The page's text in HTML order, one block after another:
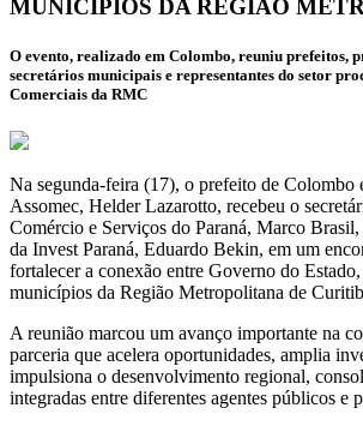
MUNICÍPIOS DA REGIÃO
O evento, realizado em Colombo, reuniu prefeitos,
secretários municipais e representantes do setor
Comerciais da RMC
Na segunda-feira (17), o prefeito de Colombo
Assomec, Helder Lazarotto, recebeu o
Comércio e Serviços do Paraná, Marco Brasil
da Invest Paraná, Eduardo Bekin, em um
fortalecer a conexão entre Governo do
municípios da Região Metropolitana de
A reunião marcou um avanço importante na
parceria que acelera oportunidades, amplia
impulsiona o desenvolvimento regional,
integradas entre diferentes agentes públicos e